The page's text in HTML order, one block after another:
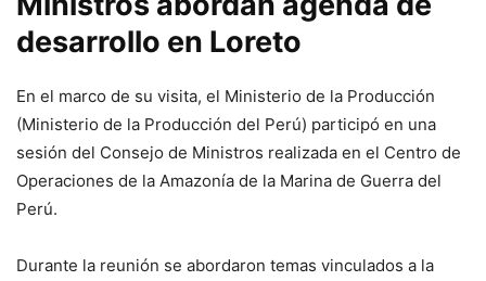
desarrollo en Loreto
En el marco de su visita, el Ministerio de la Producción
(Ministerio de la Producción del Perú) participó en una
sesión del Consejo de Ministros realizada en el Centro de
Operaciones de la Amazonía de la Marina de Guerra del
Perú.
Durante la reunión se abordaron temas vinculados a la